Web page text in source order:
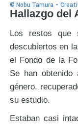
© Nobu Tamura -
Hallazgo del
Los restos que
descubiertos en
el Fondo de la
Se han
género,
su estudio.
Estaban casi